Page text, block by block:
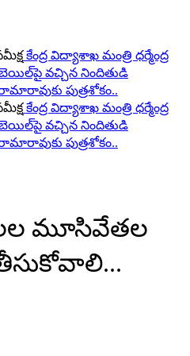
కేంద్ర విద్యాశాఖ మంత్రి ధర్మేంద్ర
వచ్చిన నిందితుడి
పుత్రశోకం..
కేంద్ర విద్యాశాఖ మంత్రి ధర్మేంద్ర
వచ్చిన నిందితుడి
పుత్రశోకం..
మూసివేతల